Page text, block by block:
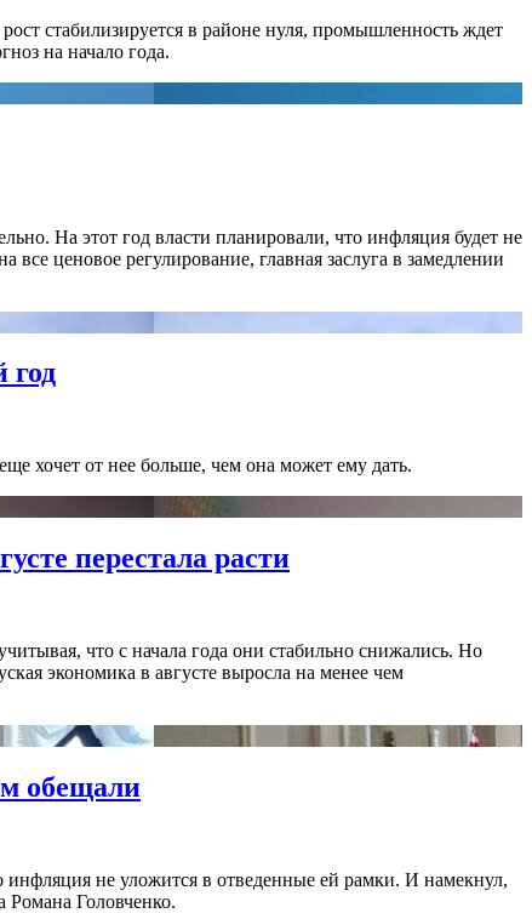
стабилизируется в районе нуля, промышленность ждет
на начало года.
На этот год власти планировали, что инфляция будет не
ценовое регулирование, главная заслуга в замедлении
год
хочет от нее больше, чем она может ему дать.
перестала расти
что с начала года они стабильно снижались. Но
экономика в августе выросла на менее чем
обещали
не уложится в отведенные ей рамки. И намекнул,
Романа Головченко.